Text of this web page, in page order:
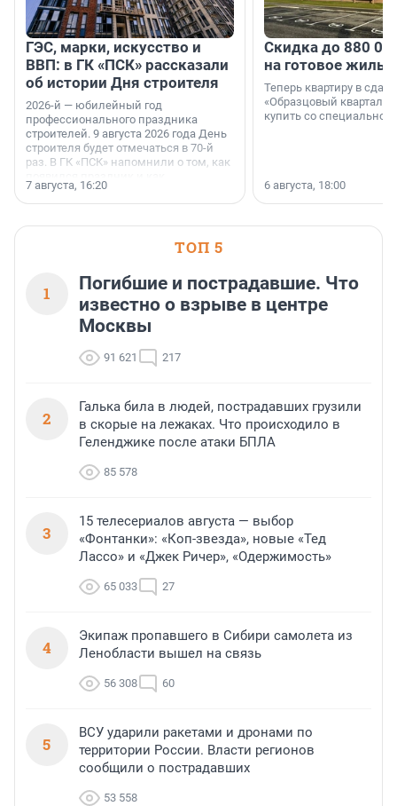
ГЭС, марки, искусство и
ВВП: в ГК «ПСК» рассказали
об истории Дня строителя
2026-й — юбилейный год
профессионального праздника
строителей. 9 августа 2026 года День
строителя будет отмечаться в 70-й
раз. В ГК «ПСК» напомнили о том, как
поменялась роль строительства.
7 августа, 16:20
Скидка до 880
на готовое
Теперь квартиру в
«Образцовый квартал
купить со специальной
6 августа, 18:00
ТОП 5
1
Погибшие и пострадавшие. Что
известно о взрыве в центре
Москвы
91 621 217
2
Галька била в людей, пострадавших грузили
в скорые на лежаках. Что происходило в
Геленджике после атаки БПЛА
85 578
3
15 телесериалов августа — выбор
«Фонтанки»: «Коп-звезда», новые «Тед
Лассо» и «Джек Ричер», «Одержимость»
65 033 27
4
Экипаж пропавшего в Сибири самолета из
Ленобласти вышел на связь
56 308 60
5
ВСУ ударили ракетами и дронами по
территории России. Власти регионов
сообщили о пострадавших
53 558